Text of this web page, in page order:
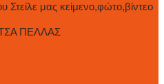
Στείλε μας κείμενο,φώτο,βίντεο
ΠΕΛΛΑΣ